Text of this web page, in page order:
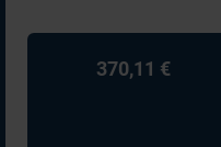
370,11 €